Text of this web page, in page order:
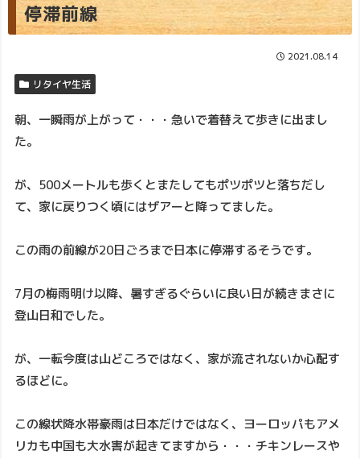
停滞前線
2021.08.14
リタイヤ生活
朝、一瞬雨が上がって・・・急いで着替えて歩きに出まし
た。
が、500メートルも歩くとまたしてもポツポツと落ちだし
て、家に戻りつく頃にはザアーと降ってました。
この雨の前線が20日ごろまで日本に停滞するそうです。
7月の梅雨明け以降、暑すぎるぐらいに良い日が続きまさに
登山日和でした。
が、一転今度は山どころではなく、家が流されないか心配す
るほどに。
この線状降水帯豪雨は日本だけではなく、ヨーロッパもアメ
リカも中国も大水害が起きてますから・・・チキンレースや